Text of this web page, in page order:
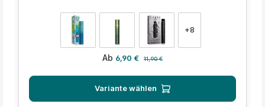
auswählen
+8
Verkaufspreis:
Ab 6,90 € 11,90 €
Variante wählen